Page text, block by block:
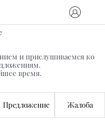
и прислушиваемся ко
время.
Предложение Жалоба